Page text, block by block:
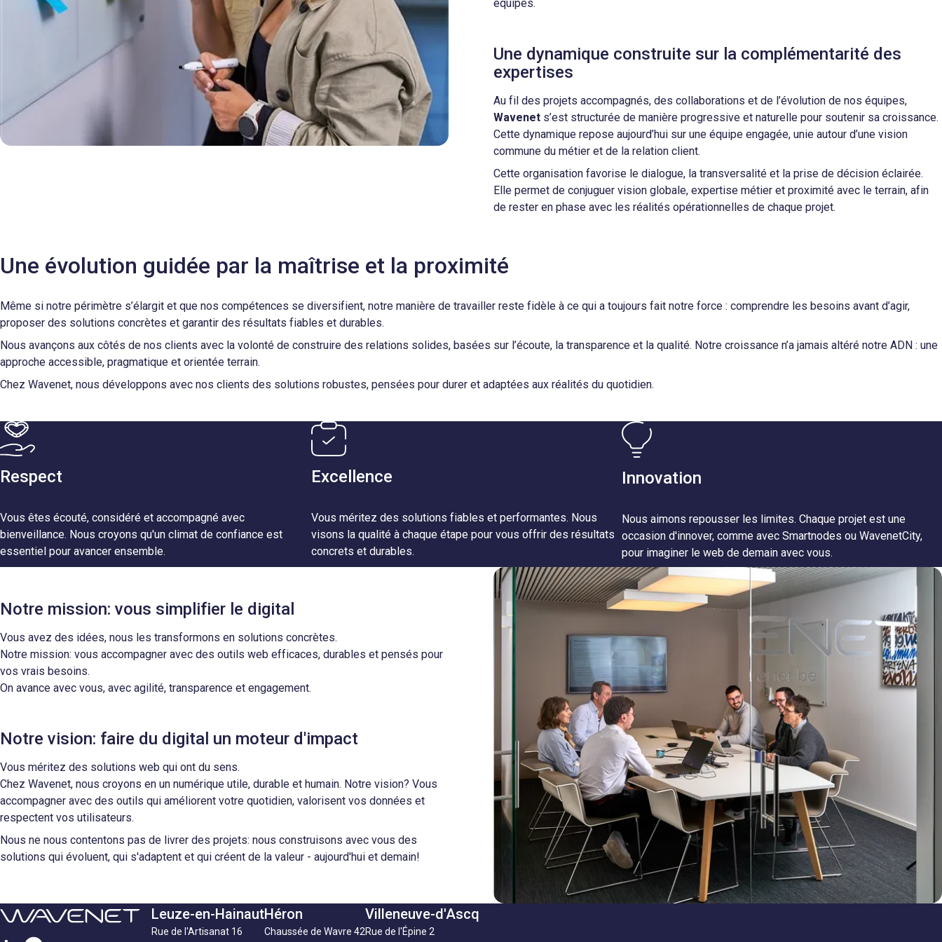
équipes.
Une dynamique construite sur la complémentarité des
expertises
Au fil des projets accompagnés, des collaborations et de l’évolution de nos équipes,
Wavenet s’est structurée de manière progressive et naturelle pour soutenir sa croissance.
Cette dynamique repose aujourd’hui sur une équipe engagée, unie autour d’une vision
commune du métier et de la relation client.
Cette organisation favorise le dialogue, la transversalité et la prise de décision éclairée.
Elle permet de conjuguer vision globale, expertise métier et proximité avec le terrain, afin
de rester en phase avec les réalités opérationnelles de chaque projet.
Une évolution guidée par la maîtrise et la proximité
Même si notre périmètre s’élargit et que nos compétences se diversifient, notre manière de travailler reste fidèle à ce qui a toujours fait notre force : comprendre les besoins avant d’agir,
proposer des solutions concrètes et garantir des résultats fiables et durables.
Nous avançons aux côtés de nos clients avec la volonté de construire des relations solides, basées sur l’écoute, la transparence et la qualité. Notre croissance n’a jamais altéré notre ADN : une
approche accessible, pragmatique et orientée terrain.
Chez Wavenet, nous développons avec nos clients des solutions robustes, pensées pour durer et adaptées aux réalités du quotidien.
Respect
Vous êtes écouté, considéré et accompagné avec
bienveillance. Nous croyons qu'un climat de confiance est
essentiel pour avancer ensemble.
Excellence
Vous méritez des solutions fiables et performantes. Nous
visons la qualité à chaque étape pour vous offrir des résultats
concrets et durables.
Innovation
Nous aimons repousser les limites. Chaque projet est une
occasion d'innover, comme avec Smartnodes ou WavenetCity,
pour imaginer le web de demain avec vous.
Notre mission: vous simplifier le digital
Vous avez des idées, nous les transformons en solutions concrètes.
Notre mission: vous accompagner avec des outils web efficaces, durables et pensés pour
vos vrais besoins.
On avance avec vous, avec agilité, transparence et engagement.
Notre vision: faire du digital un moteur d'impact
Vous méritez des solutions web qui ont du sens.
Chez Wavenet, nous croyons en un numérique utile, durable et humain. Notre vision? Vous
accompagner avec des outils qui améliorent votre quotidien, valorisent vos données et
respectent vos utilisateurs.
Nous ne nous contentons pas de livrer des projets: nous construisons avec vous des
solutions qui évoluent, qui s'adaptent et qui créent de la valeur - aujourd'hui et demain!
Leuze-en-Hainaut
Rue de l'Artisanat 16
Héron
Chaussée de Wavre 42
Villeneuve-d'Ascq
Rue de l'Épine 2